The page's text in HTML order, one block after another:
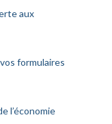
aux
formulaires
l’économie